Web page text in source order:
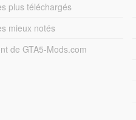
plus téléchargés
mieux notés
de GTA5-Mods.com